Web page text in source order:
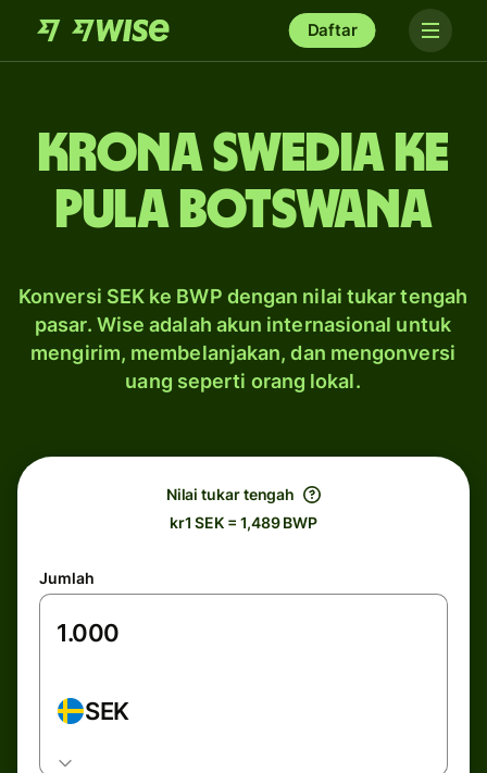
Daftar
krona Swedia ke
pula Botswana
Konversi SEK ke BWP dengan nilai tukar tengah
pasar. Wise adalah akun internasional untuk
mengirim, membelanjakan, dan mengonversi
uang seperti orang lokal.
Nilai tukar tengah
kr1 SEK = 1,489 BWP
Jumlah
SEK